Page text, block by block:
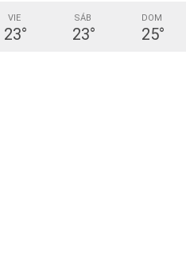
VIE
23°
SÁB
23°
DOM
25°